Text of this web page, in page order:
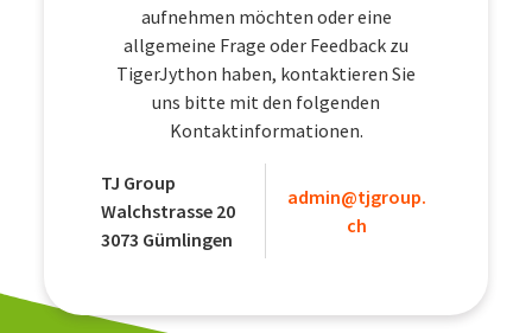
aufnehmen möchten oder eine
allgemeine Frage oder Feedback zu
TigerJython haben, kontaktieren Sie
uns bitte mit den folgenden
Kontaktinformationen.
TJ Group
Walchstrasse 20
3073 Gümlingen
admin@tjgroup.
ch